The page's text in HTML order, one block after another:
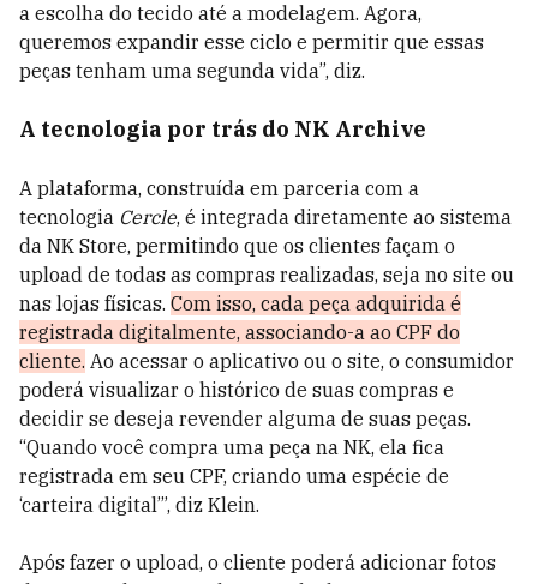
a escolha do tecido até a modelagem. Agora,
queremos expandir esse ciclo e permitir que essas
peças tenham uma segunda vida”, diz.
A tecnologia por trás do NK Archive
A plataforma, construída em parceria com a
tecnologia Cercle, é integrada diretamente ao sistema
da NK Store, permitindo que os clientes façam o
upload de todas as compras realizadas, seja no site ou
nas lojas físicas. Com isso, cada peça adquirida é
registrada digitalmente, associando-a ao CPF do
cliente. Ao acessar o aplicativo ou o site, o consumidor
poderá visualizar o histórico de suas compras e
decidir se deseja revender alguma de suas peças.
“Quando você compra uma peça na NK, ela fica
registrada em seu CPF, criando uma espécie de
‘carteira digital’”, diz Klein.
Após fazer o upload, o cliente poderá adicionar fotos